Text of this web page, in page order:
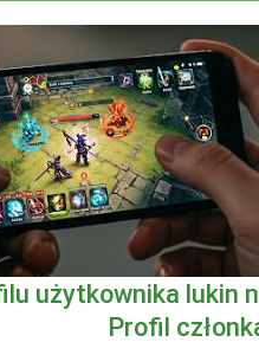
użytkownika lukin
Profil